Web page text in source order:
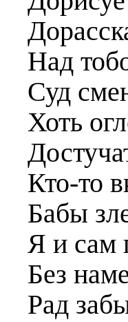
Над
Суд
Хоть
Кто-то
Бабы
Я и сам
Без
Рад